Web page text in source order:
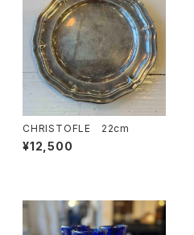
CHRISTOFLE 22cm
¥12,500